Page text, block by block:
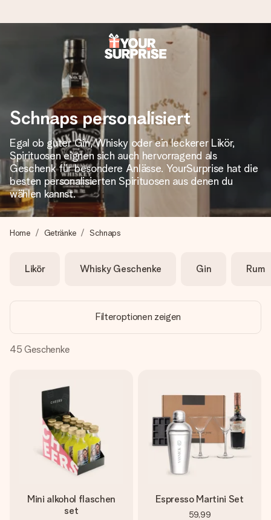
Heute bestellt, in 1 Werktag verschickt
Wir bereiten dein Geschenk sorgfältig vor und schicken es
blitzschnell – damit du es genau zum richtigen Zeitpunkt
überreichen kannst, wenn es am meisten zählt.
4,8 (basierend auf +15.000 Bewertungen)
Unsere Geschenke begeistern. Kunden bewerten uns mit
4,8 bei Google Reviews (Gesamtergebnis aller Länder, in
die wir versenden).
Montag - Freitag : 8:30 - 17:00 Uhr
Schnaps personalisiert
Egal ob guter Gin, Whisky oder ein leckerer Likör,
Spirituosen eignen sich auch hervorragend als
Geschenk für besondere Anlässe. YourSurprise hat die
besten personalisierten Spirituosen aus denen du
wählen kannst.
Home Getränke Schnaps
Likör Whisky Geschenke Gin Rum
Filteroptionen zeigen
45 Geschenke
Mini alkohol flaschen
set
Espresso Martini Set
59,99